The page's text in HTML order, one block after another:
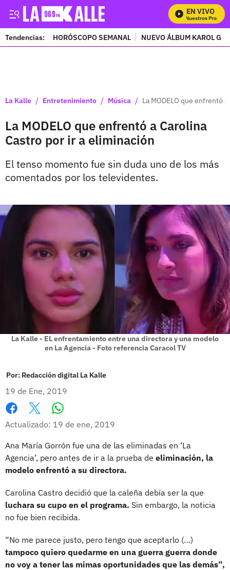
EN VIVO
Mira Todos Nuestros
Tendencias: HORÓSCOPO SEMANAL NUEVO ÁLBUM KAROL G
La Kalle / Entretenimiento / Música / La MODELO que enfrentó
La MODELO que enfrentó a Carolina
Castro por ir a eliminación
El tenso momento fue sin duda uno de los más
comentados por los televidentes.
La Kalle - EL enfrentamiento entre una directora y una modelo
en La Agencia - Foto referencia Caracol TV
Por: Redacción digital La Kalle
19 de Ene, 2019
Facebook
X
Actualizado: 19 de ene, 2019
Ana María Gorrón fue una de las eliminadas en ‘La
Agencia’, pero antes de ir a la prueba de eliminación, la
modelo enfrentó a su directora.
Carolina Castro decidió que la caleña debía ser la que
luchara su cupo en el programa. Sin embargo, la noticia
no fue bien recibida.
“No me parece justo, pero tengo que aceptarlo (…)
tampoco quiero quedarme en una guerra guerra donde
no voy a tener las mimas oportunidades que las demás”,